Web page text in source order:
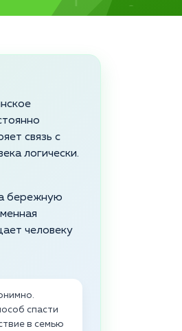
связь с
логически.
бережную
человеку
спасти
в семью